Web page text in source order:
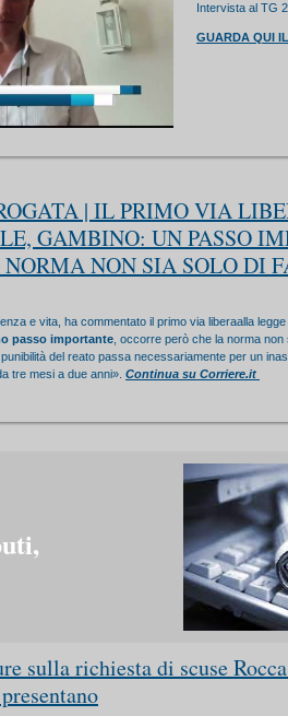
Intervista al TG
GUARDA QUI
| IL PRIMO VIA
GAMBINO: UN PASSO
NON SIA SOLO DI
e vita, ha commentato il primo via liberaalla
passo importante , occorre però che la norma
del reato passa necessariamente per un
tre mesi a due anni». Continua su Corriere.it
sulla richiesta di scuse